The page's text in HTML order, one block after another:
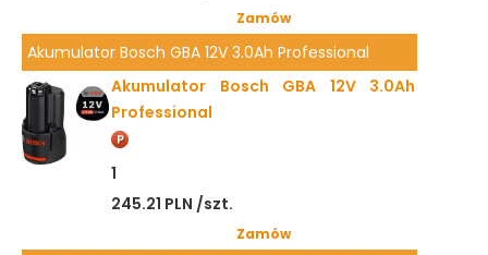
Zamów
Akumulator Bosch GBA 12V 3.0Ah Professional
Akumulator Bosch GBA 12V 3.0Ah
Professional
1
245.21 PLN /szt.
Zamów